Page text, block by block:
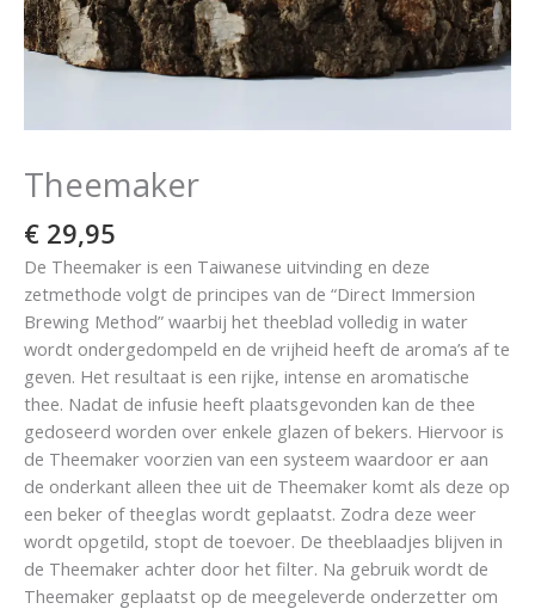
Theemaker
€ 29,95
De Theemaker is een Taiwanese uitvinding en deze
zetmethode volgt de principes van de “Direct Immersion
Brewing Method” waarbij het theeblad volledig in water
wordt ondergedompeld en de vrijheid heeft de aroma’s af te
geven. Het resultaat is een rijke, intense en aromatische
thee. Nadat de infusie heeft plaatsgevonden kan de thee
gedoseerd worden over enkele glazen of bekers. Hiervoor is
de Theemaker voorzien van een systeem waardoor er aan
de onderkant alleen thee uit de Theemaker komt als deze op
een beker of theeglas wordt geplaatst. Zodra deze weer
wordt opgetild, stopt de toevoer. De theeblaadjes blijven in
de Theemaker achter door het filter. Na gebruik wordt de
Theemaker geplaatst op de meegeleverde onderzetter om